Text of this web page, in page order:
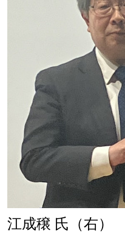
江成穣 氏（右）